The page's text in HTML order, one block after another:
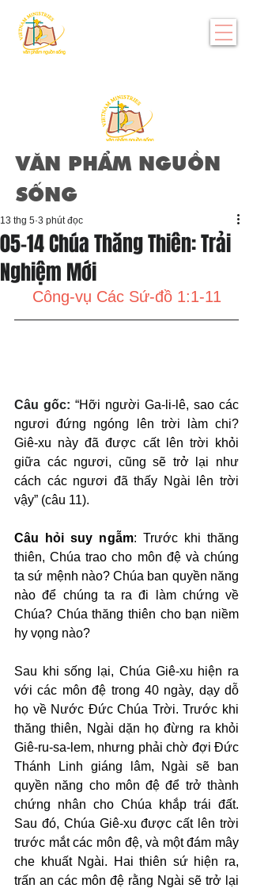
VĂN PHẨM NGUỒN
SỐNG
05-14 Chúa Thăng Thiên: Trải
Nghiệm Mới
13 thg 5 3 phút đọc
Công-vụ Các Sứ-đồ 1:1-11
Câu gốc: “Hỡi người Ga-li-lê, sao các
ngươi đứng ngóng lên trời làm chi?
Giê-xu này đã được cất lên trời khỏi
giữa các ngươi, cũng sẽ trở lại như
cách các ngươi đã thấy Ngài lên trời
vậy” (câu 11).
Câu hỏi suy ngẫm: Trước khi thăng
thiên, Chúa trao cho môn đệ và chúng
ta sứ mệnh nào? Chúa ban quyền năng
nào để chúng ta ra đi làm chứng về
Chúa? Chúa thăng thiên cho bạn niềm
hy vọng nào?
Sau khi sống lại, Chúa Giê-xu hiện ra
với các môn đệ trong 40 ngày, dạy dỗ
họ về Nước Đức Chúa Trời. Trước khi
thăng thiên, Ngài dặn họ đừng ra khỏi
Giê-ru-sa-lem, nhưng phải chờ đợi Đức
Thánh Linh giáng lâm, Ngài sẽ ban
quyền năng cho môn đệ để trở thành
chứng nhân cho Chúa khắp trái đất.
Sau đó, Chúa Giê-xu được cất lên trời
trước mắt các môn đệ, và một đám mây
che khuất Ngài. Hai thiên sứ hiện ra,
trấn an các môn đệ rằng Ngài sẽ trở lại